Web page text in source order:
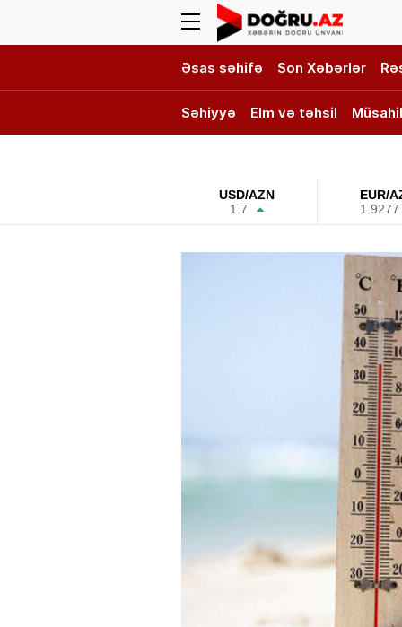
Əsas səhifə Son Xəbərlər
Səhiyyə Elm və təhsil
USD/AZN
1.7
EUR/
1.9277